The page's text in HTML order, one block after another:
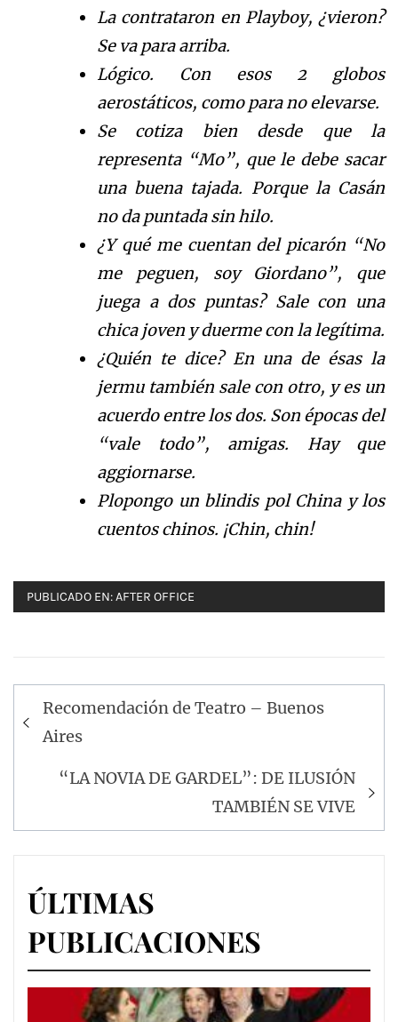
La contrataron en Playboy, ¿vieron?
Se va para arriba.
Lógico. Con esos 2 globos
aerostáticos, como para no elevarse.
Se cotiza bien desde que la
representa “Mo”, que le debe sacar
una buena tajada. Porque la Casán
no da puntada sin hilo.
¿Y qué me cuentan del picarón “No
me peguen, soy Giordano”, que
juega a dos puntas? Sale con una
chica joven y duerme con la legítima.
¿Quién te dice? En una de ésas la
jermu también sale con otro, y es un
acuerdo entre los dos. Son épocas del
“vale todo”, amigas. Hay que
aggiornarse.
Plopongo un blindis pol China y los
cuentos chinos. ¡Chin, chin!
PUBLICADO EN:AFTER OFFICE
Navegación
de
Recomendación de Teatro – Buenos
Aires
“LA NOVIA DE GARDEL”: DE ILUSIÓN
TAMBIÉN SE VIVE
ÚLTIMAS
PUBLICACIONES